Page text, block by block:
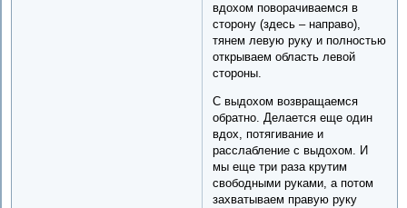
вдохом поворачиваемся в
сторону (здесь – направо),
тянем левую руку и полностью
открываем область левой
стороны.
С выдохом возвращаемся
обратно. Делается еще один
вдох, потягивание и
расслабление с выдохом. И
мы еще три раза крутим
свободными руками, а потом
захватываем правую руку